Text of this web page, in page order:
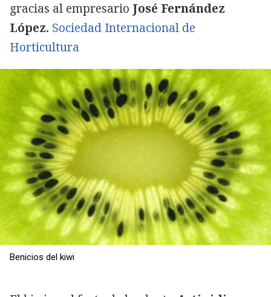
gracias al empresario José Fernández
López. Sociedad Internacional de
Horticultura
Benicios del kiwi